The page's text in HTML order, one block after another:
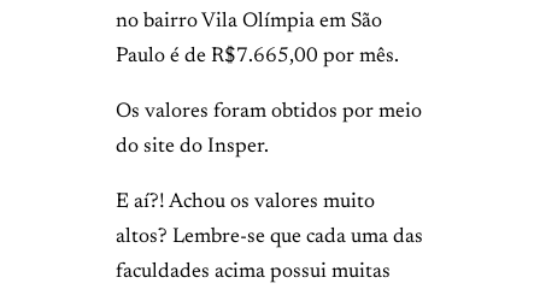
no bairro Vila Olímpia em São
Paulo é de R$7.665,00 por mês.
Os valores foram obtidos por meio
do site do Insper.
E aí?! Achou os valores muito
altos? Lembre-se que cada uma das
faculdades acima possui muitas